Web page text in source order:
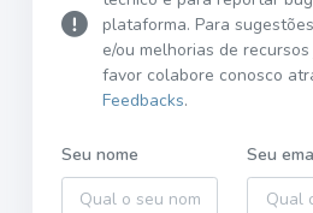
plataforma. Para
e/ou melhorias de
favor colabore conosco
Feedbacks.
Seu nome Seu